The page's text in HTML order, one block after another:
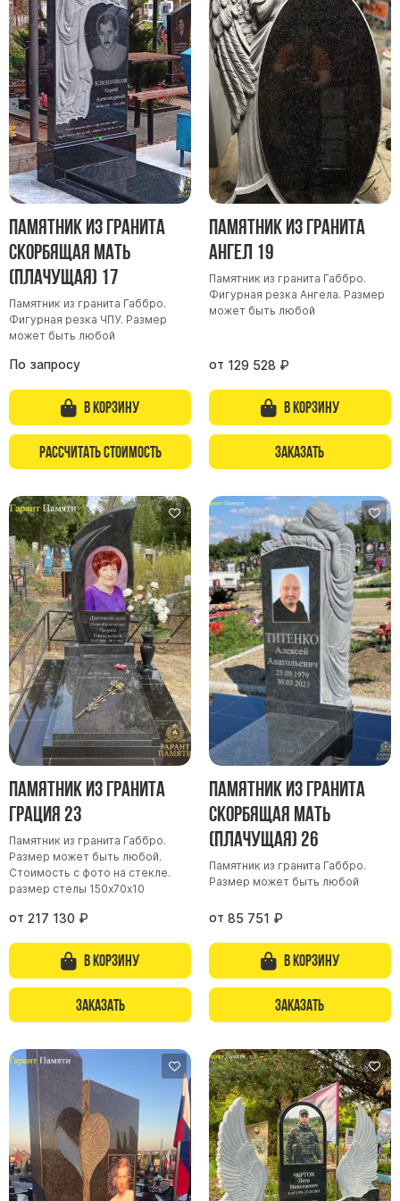
Памятник из гранита
Скорбящая мать
(Плачущая) 17
Памятник из гранита Габбро.
Фигурная резка ЧПУ. Размер
может быть любой
По запросу
В корзину
Рассчитать стоимость
Памятник из гранита
Ангел 19
Памятник из гранита Габбро.
Фигурная резка Ангела. Размер
может быть любой
от 129 528 ₽
В корзину
Заказать
Памятник из гранита
Грация 23
Памятник из гранита Габбро.
Размер может быть любой.
Стоимость с фото на стекле.
размер стелы 150х70х10
от 217 130 ₽
В корзину
Заказать
Памятник из гранита
Скорбящая мать
(Плачущая) 26
Памятник из гранита Габбро.
Размер может быть любой
от 85 751 ₽
В корзину
Заказать